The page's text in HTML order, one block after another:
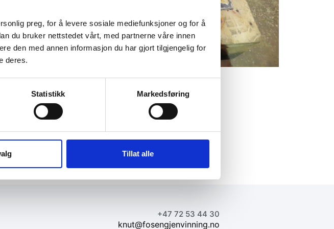
preg, for å levere sosiale mediefunksjoner og for å
du bruker nettstedet vårt, med partnerne våre innen
den med annen informasjon du har gjort tilgjengelig for
deres.
Statistikk Markedsføring
Tillat alle
+47 72 53 44 30
knut@fosengjenvinning.no